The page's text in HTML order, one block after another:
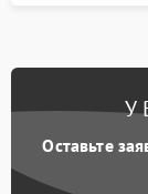
У
Оставьте